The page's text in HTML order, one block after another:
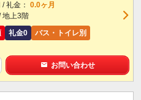
礼金： 0.0ヶ月
地上3階
礼金0 バス・トイレ別
お問い合わせ